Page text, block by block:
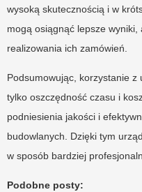
wysoką skutecznością i w
mogą osiągnąć lepsze
realizowania ich zamówień.
Podsumowując, korzystanie z
tylko oszczędność czasu i
podniesienia jakości i
budowlanych. Dzięki tym
w sposób bardziej
Podobne posty: